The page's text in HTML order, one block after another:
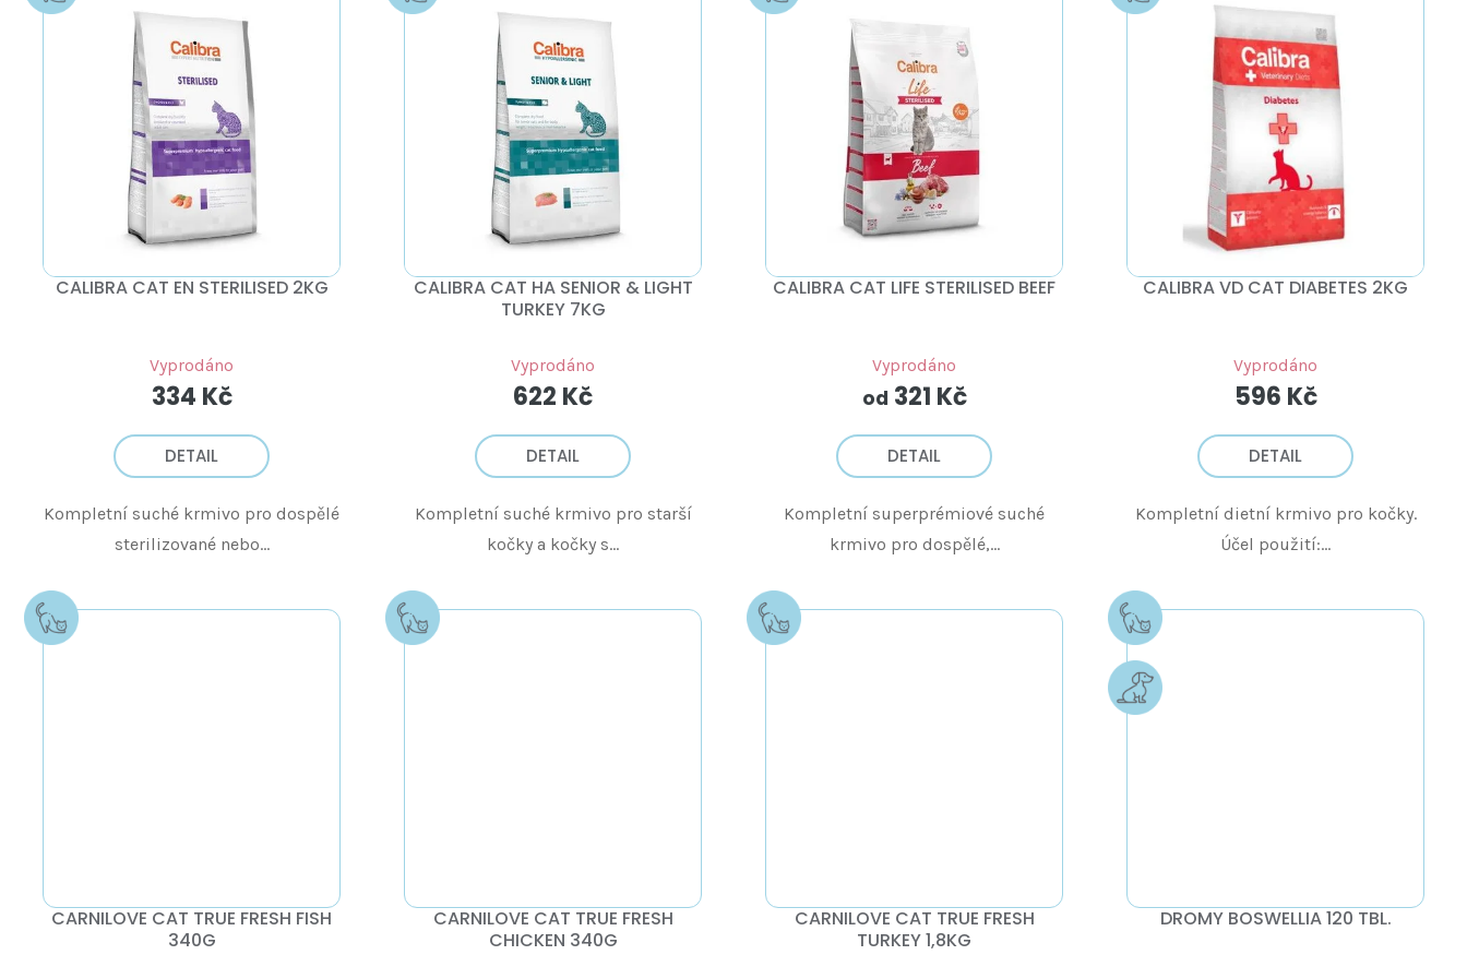
CALIBRA CAT EN STERILISED 2KG
Vyprodáno
334 Kč
DETAIL
Kompletní suché krmivo pro dospělé
sterilizované nebo...
CALIBRA CAT HA SENIOR & LIGHT
TURKEY 7KG
Vyprodáno
622 Kč
DETAIL
Kompletní suché krmivo pro starší
kočky a kočky s...
CALIBRA CAT LIFE STERILISED BEEF
Vyprodáno
od 321 Kč
DETAIL
Kompletní superprémiové suché
krmivo pro dospělé,...
CALIBRA VD CAT DIABETES 2KG
Vyprodáno
596 Kč
DETAIL
Kompletní dietní krmivo pro kočky.
Účel použití:...
CARNILOVE CAT TRUE FRESH FISH
340G
CARNILOVE CAT TRUE FRESH
CHICKEN 340G
CARNILOVE CAT TRUE FRESH
TURKEY 1,8KG
DROMY BOSWELLIA 120 TBL.